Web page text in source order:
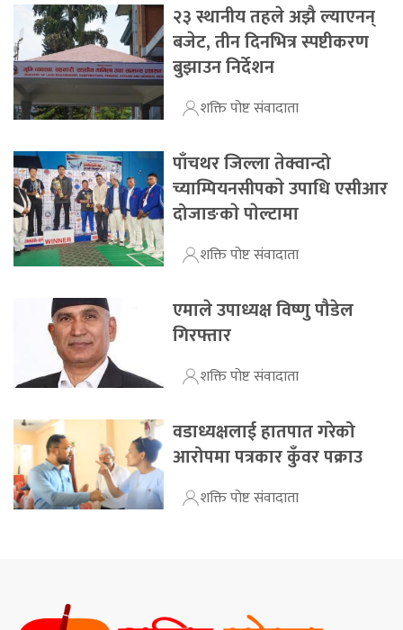
२३ स्थानीय तहले अझै ल्याएनन्
बजेट, तीन दिनभित्र स्पष्टीकरण
बुझाउन निर्देशन
शक्ति पोष्ट संवादाता
पाँचथर जिल्ला तेक्वान्दो
च्याम्पियनसीपकाे उपाधि एसीआर
दोजाङकाे पाेल्टामा
शक्ति पोष्ट संवादाता
एमाले उपाध्यक्ष विष्णु पौडेल
गिरफ्तार
शक्ति पोष्ट संवादाता
वडाध्यक्षलाई हातपात गरेको
आरोपमा पत्रकार कुँवर पक्राउ
शक्ति पोष्ट संवादाता